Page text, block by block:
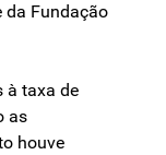
da Fundação
à taxa de
as
houve